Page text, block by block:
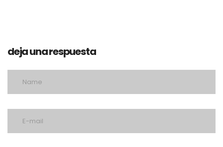
deja una respuesta